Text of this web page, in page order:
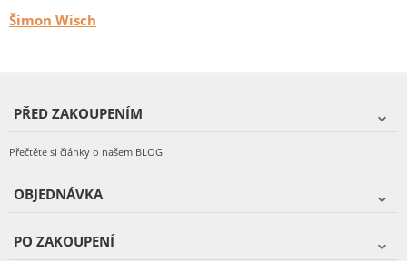
Šimon Wisch
PŘED ZAKOUPENÍM
Přečtěte si články o našem BLOG
OBJEDNÁVKA
PO ZAKOUPENÍ